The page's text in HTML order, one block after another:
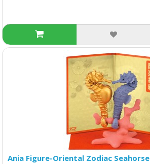
Ania Figure-Oriental Zodiac Seahorse